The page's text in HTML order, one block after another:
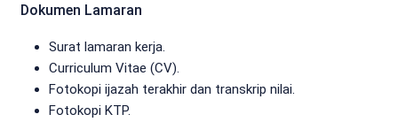
Dokumen Lamaran
Surat lamaran kerja.
Curriculum Vitae (CV).
Fotokopi ijazah terakhir dan transkrip nilai.
Fotokopi KTP.